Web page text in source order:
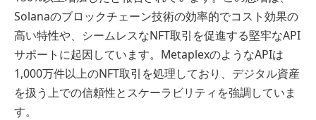
Solanaのブロックチェーン技術の効率的でコスト効果の
高い特性や、シームレスなNFT取引を促進する堅牢なAPI
サポートに起因しています。MetaplexのようなAPIは
1,000万件以上のNFT取引を処理しており、デジタル資産
を扱う上での信頼性とスケーラビリティを強調していま
す。